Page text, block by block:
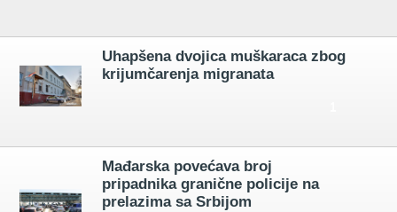
Uhapšena dvojica muškaraca zbog
krijumčarenja migranata
Mađarska povećava broj
pripadnika granične policije na
prelazima sa Srbijom